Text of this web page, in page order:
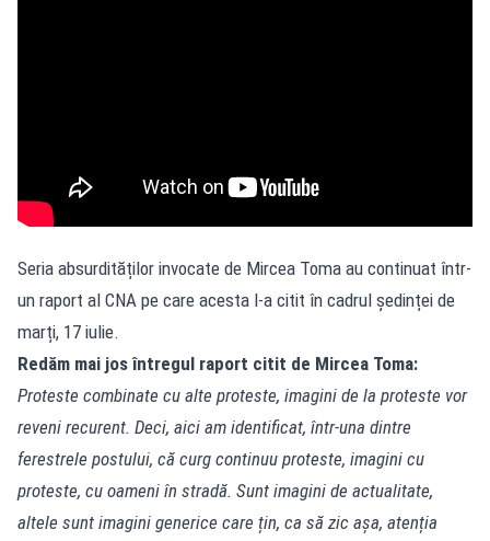
Seria absurdităților invocate de Mircea Toma au continuat într-
un raport al CNA pe care acesta l-a citit în cadrul ședinței de
marți, 17 iulie.
Redăm mai jos întregul raport citit de Mircea Toma:
Proteste combinate cu alte proteste, imagini de la proteste vor
reveni recurent. Deci, aici am identificat, într-una dintre
ferestrele postului, că curg continuu proteste, imagini cu
proteste, cu oameni în stradă. Sunt imagini de actualitate,
altele sunt imagini generice care țin, ca să zic așa, atenția